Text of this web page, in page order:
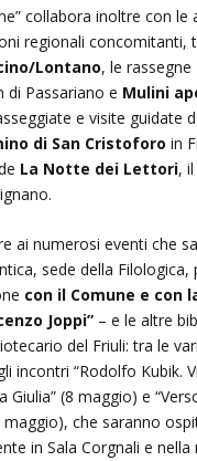
collabora inoltre con le
regionali concomitanti,
Lontano, le rassegne
di Passariano e Mulini
e visite guidate
di San Cristoforoin
La Notte dei Lettori, il
ai numerosi eventi che
sede della Filologica,
con il Comune e con
Joppi” – e le altre
del Friuli: tra le
incontri “Rodolfo Kubik.
Giulia” (8 maggio) e
maggio), che saranno
in Sala Corgnali e nella